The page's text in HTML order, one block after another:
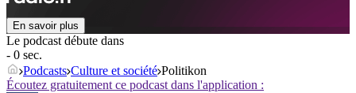
En savoir plus
Le podcast débute dans
- 0 sec.
Podcasts Culture et société Politikon
Écoutez gratuitement ce podcast dans l'application :